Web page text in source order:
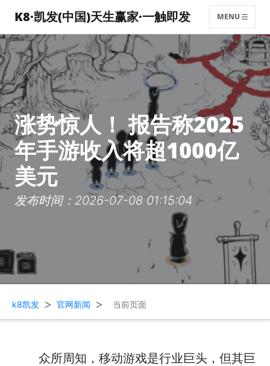
K8·凯发(中国)天生赢家·一触即发 MENU
涨势惊人！ 报告称2025
年手游收入将超1000亿
美元
发布时间：2026-07-08 01:15:04
k8凯发 > 官网新闻 > 当前页面
众所周知，移动游戏是行业巨头，但其巨